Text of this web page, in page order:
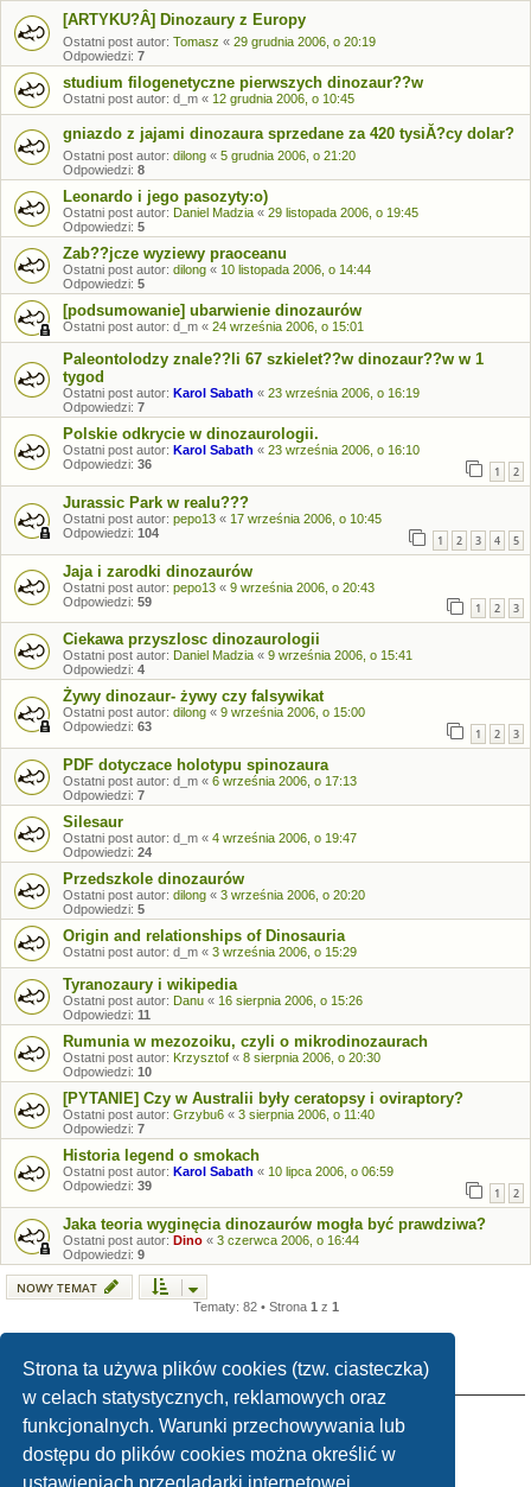
Strona ta używa plików cookies (tzw. ciasteczka)
w celach statystycznych, reklamowych oraz
funkcjonalnych. Warunki przechowywania lub
dostępu do plików cookies można określić w
ustawieniach przeglądarki internetowej.
[ARTYKU?Â] Dinozaury z Europy
Ostatni post autor: Tomasz « 29 grudnia 2006, o 20:19
Odpowiedzi: 7
studium filogenetyczne pierwszych dinozaur??w
Ostatni post autor: d_m « 12 grudnia 2006, o 10:45
gniazdo z jajami dinozaura sprzedane za 420 tysiĂ?cy dolar?
Ostatni post autor: dilong « 5 grudnia 2006, o 21:20
Odpowiedzi: 8
Leonardo i jego pasozyty:o)
Ostatni post autor: Daniel Madzia « 29 listopada 2006, o 19:45
Odpowiedzi: 5
Zab??jcze wyziewy praoceanu
Ostatni post autor: dilong « 10 listopada 2006, o 14:44
Odpowiedzi: 5
[podsumowanie] ubarwienie dinozaurów
Ostatni post autor: d_m « 24 września 2006, o 15:01
Paleontolodzy znale??li 67 szkielet??w dinozaur??w w 1
tygod
Ostatni post autor: Karol Sabath « 23 września 2006, o 16:19
Odpowiedzi: 7
Polskie odkrycie w dinozaurologii.
Ostatni post autor: Karol Sabath « 23 września 2006, o 16:10
Odpowiedzi: 36 1 2
Jurassic Park w realu???
Ostatni post autor: pepo13 « 17 września 2006, o 10:45
Odpowiedzi: 104 1 2 3 4 5
Jaja i zarodki dinozaurów
Ostatni post autor: pepo13 « 9 września 2006, o 20:43
Odpowiedzi: 59 1 2 3
Ciekawa przyszlosc dinozaurologii
Ostatni post autor: Daniel Madzia « 9 września 2006, o 15:41
Odpowiedzi: 4
Żywy dinozaur- żywy czy falsywikat
Ostatni post autor: dilong « 9 września 2006, o 15:00
Odpowiedzi: 63 1 2 3
PDF dotyczace holotypu spinozaura
Ostatni post autor: d_m « 6 września 2006, o 17:13
Odpowiedzi: 7
Silesaur
Ostatni post autor: d_m « 4 września 2006, o 19:47
Odpowiedzi: 24
Przedszkole dinozaurów
Ostatni post autor: dilong « 3 września 2006, o 20:20
Odpowiedzi: 5
Origin and relationships of Dinosauria
Ostatni post autor: d_m « 3 września 2006, o 15:29
Tyranozaury i wikipedia
Ostatni post autor: Danu « 16 sierpnia 2006, o 15:26
Odpowiedzi: 11
Rumunia w mezozoiku, czyli o mikrodinozaurach
Ostatni post autor: Krzysztof « 8 sierpnia 2006, o 20:30
Odpowiedzi: 10
[PYTANIE] Czy w Australii były ceratopsy i oviraptory?
Ostatni post autor: Grzybu6 « 3 sierpnia 2006, o 11:40
Odpowiedzi: 7
Historia legend o smokach
Ostatni post autor: Karol Sabath « 10 lipca 2006, o 06:59
Odpowiedzi: 39 1 2
Jaka teoria wyginęcia dinozaurów mogła być prawdziwa?
Ostatni post autor: Dino « 3 czerwca 2006, o 16:44
Odpowiedzi: 9
NOWY TEMAT
Tematy: 82 • Strona 1 z 1
Nie możesztworzyć nowych tematów
Nie możeszodpowiadać w tematach
Nie możesz
zmieniać swoich postów
Nie możeszusuwać swoich postów
Nie możesz
dodawać załączników